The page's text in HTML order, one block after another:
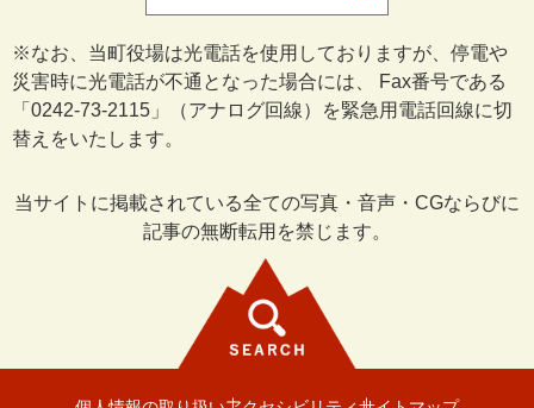
※なお、当町役場は光電話を使用しておりますが、停電や
災害時に光電話が不通となった場合には、 Fax番号である
「0242-73-2115」（アナログ回線）を緊急用電話回線に切
替えをいたします。
当サイトに掲載されている全ての写真・音声・CGならびに
記事の無断転用を禁じます。